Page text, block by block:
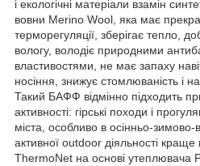
і екологічні матеріали взамін
вовни Merino Wool, яка має
терморегуляції, зберігає тепло,
вологу, володіє природними
властивостями, не має запаху
носіння, знижує стомлюваність і
Такий БАФФ відмінно підходить
активності: гірські походи і
міста, особливо в осінньо-
активної outdoor діяльності краще
ThermoNet на основі утеплювача